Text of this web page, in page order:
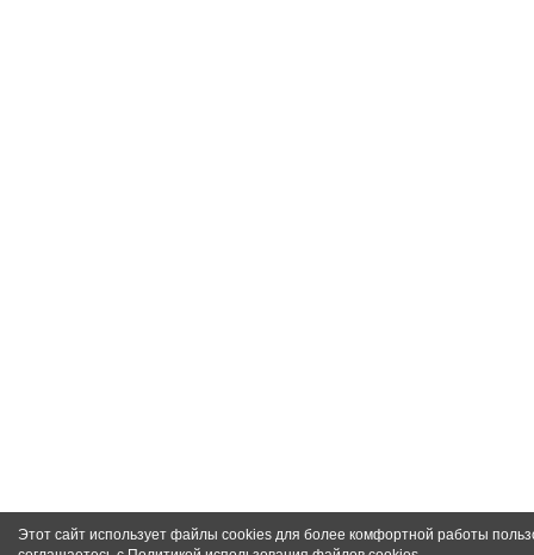
Этот сайт использует файлы cookies для более комфортной работы